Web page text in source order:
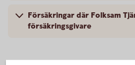
Försäkringar där Folksam
försäkringsgivare